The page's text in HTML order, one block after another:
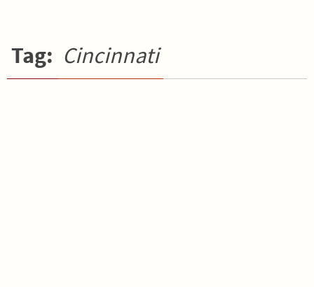
Tag: Cincinnati